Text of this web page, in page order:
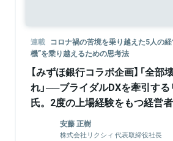
連載 コロナ禍の苦境を乗り越えた5人の
機”を乗り越えるための思考法
【みずほ銀行コラボ企画】「全
れ」──ブライダルDXを牽引す
氏。2度の上場経験をもつ経営
てたものは、セオリーと経験
安藤 正樹
株式会社リクシィ 代表取締役社長